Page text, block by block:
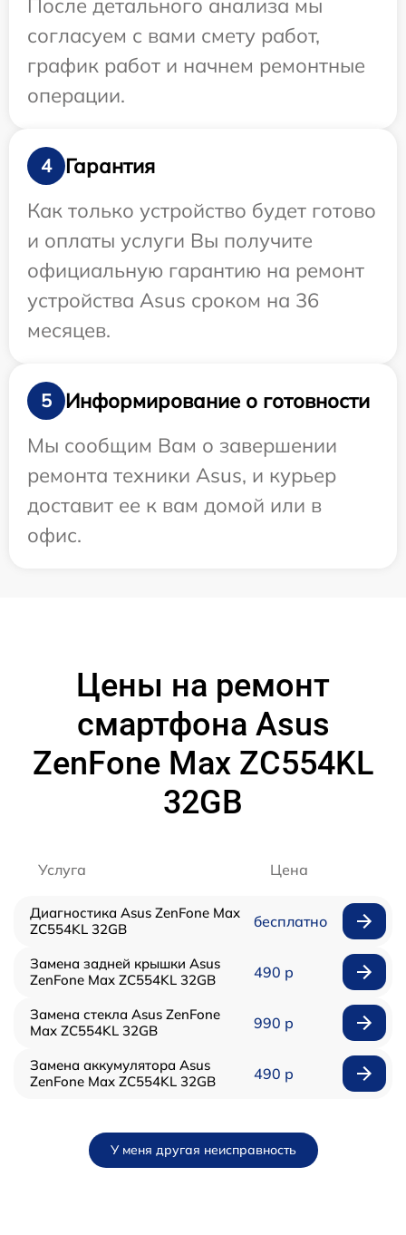
После детального анализа мы
согласуем с вами смету работ,
график работ и начнем ремонтные
операции.
4
Гарантия
Как только устройство будет готово
и оплаты услуги Вы получите
официальную гарантию на ремонт
устройства Asus сроком на 36
месяцев.
5
Информирование о готовности
Мы сообщим Вам о завершении
ремонта техники Asus, и курьер
доставит ее к вам домой или в
офис.
Цены на ремонт
смартфона Asus
ZenFone Max ZC554KL
32GB
Услуга Цена
Диагностика Asus ZenFone Max
ZC554KL 32GB
бесплатно
Замена задней крышки Asus
ZenFone Max ZC554KL 32GB
490 р
Замена стекла Asus ZenFone
Max ZC554KL 32GB
990 р
Замена аккумулятора Asus
ZenFone Max ZC554KL 32GB
490 р
У меня другая неисправность